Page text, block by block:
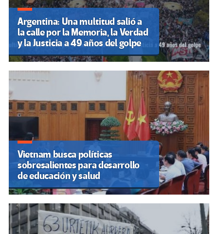
Argentina: Una multitud salió a
la calle por la Memoria, la Verdad
y la Justicia a 49 años del golpe
Vietnam busca políticas
sobresalientes para desarrollo
de educación y salud